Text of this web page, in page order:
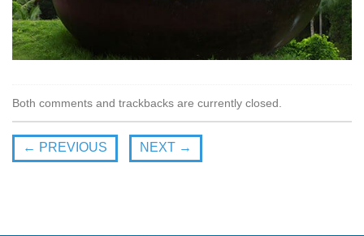
Both comments and trackbacks are currently closed.
← PREVIOUS NEXT →